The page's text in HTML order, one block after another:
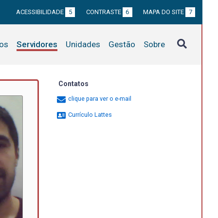
ACESSIBILIDADE 5 CONTRASTE 6 MAPA DO SITE 7
Servidores Unidades Gestão Sobre
Contatos
clique para ver o e-mail
Currículo Lattes